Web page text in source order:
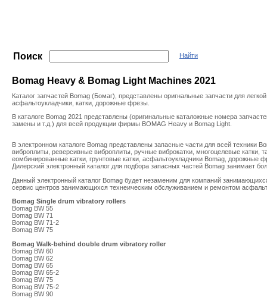
Поиск Найти
Bomag Heavy & Bomag Light Machines 2021
Каталог запчастей Bomag (Бомаг), представлены оригнальные запчасти для
асфальтоукладчики, катки, дорожные фрезы.
В каталоге Bomag 2021 представлены (оригинальные каталожные номера
замены и т.д.) для всей продукции фирмы BOMAG Heavy и Bomag Light.
В электронном каталоге Bomag представлены запасные части для всей техники
виброплиты, реверсивные виброплиты, ручные виброкатки, многоцелевые катки,
еомбинированные катки, грунтовые катки, асфальтоукладчики Bomag, дорожные
Дилерский электронный каталог для подбора запасных частей Bomag занимает
Данный электронный каталог Bomag будет незаменим для компаний
сервис центров занимающихся технеическим обслуживанием и ремонтом
Bomag Single drum vibratory rollers
Bomag BW 55
Bomag BW 71
Bomag BW 71-2
Bomag BW 75
Bomag Walk-behind double drum vibratory roller
Bomag BW 60
Bomag BW 62
Bomag BW 65
Bomag BW 65-2
Bomag BW 75
Bomag BW 75-2
Bomag BW 90